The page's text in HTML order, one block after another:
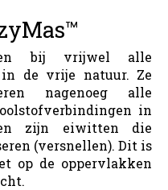
bij vrijwel alle
de vrije natuur. Ze
nagenoeg alle
in
zijn eiwitten die
(versnellen). Dit is
op de oppervlakken